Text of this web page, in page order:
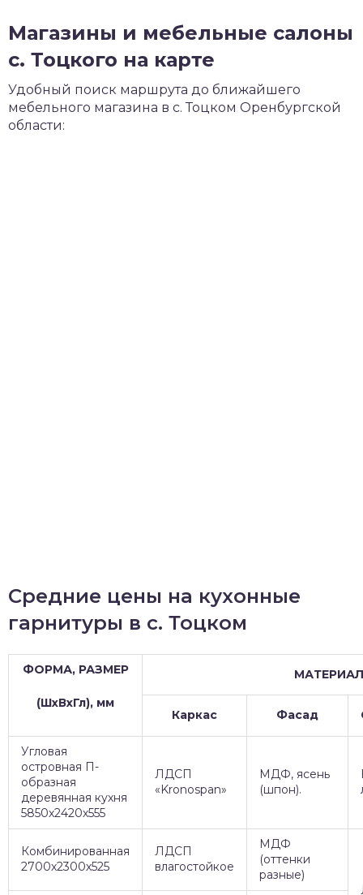
Магазины и мебельные салоны
с. Тоцкого на карте
Удобный поиск маршрута до ближайшего
мебельного магазина в с. Тоцком Оренбургской
области:
Средние цены на кухонные
гарнитуры в с. Тоцком
ФОРМА, РАЗМЕР
(ШхВхГл), мм
Каркас Фасад
Угловая
островная П-
образная
деревянная кухня
5850х2420х555
ЛДСП
«Kronospan»
МДФ, ясень
(шпон).
Комбинированная
2700х2300х525
ЛДСП
влагостойкое
МДФ
(оттенки
разные)